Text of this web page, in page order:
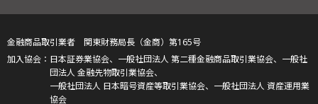
金融商品取引業者 関東財務局長（金商）第165号
日本証券業協会、一般社団法人 第二種金融商品取引業協会、一般社
団法人 金融先物取引業協会、
一般社団法人 日本暗号資産等取引業協会、一般社団法人 資産運用業
協会